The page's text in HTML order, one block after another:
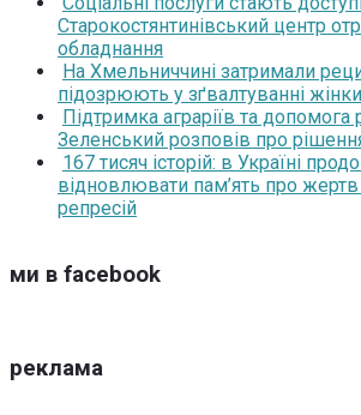
Старокостянтинівський центр
обладнання
На Хмельниччині затримали
підозрюють у зґвалтуванні жінки
Підтримка аграріїв та допомога
Зеленський розповів про
167 тисяч історій: в Україні
відновлювати пам’ять про жертв
репресій
ми в facebook
реклама